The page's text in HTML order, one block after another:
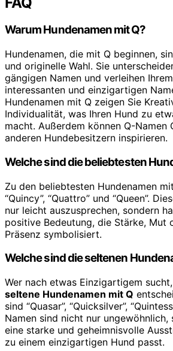
Warum Hundenamen mit Q?
Hundenamen, die mit Q beginnen,
und originelle Wahl. Sie
gängigen Namen und verleihen
interessanten und einzigartigen
Hundenamen mit Q zeigen Sie
Individualität, was Ihren Hund zu
macht. Außerdem können Q-Namen
anderen Hundebesitzern inspirieren.
Welche sind die beliebtesten
Zu den beliebtesten Hundenamen
“Quincy”, “Quattro” und “Queen”.
nur leicht auszusprechen, sondern
positive Bedeutung, die Stärke, Mut
Präsenz symbolisiert.
Welche sind die seltenen
Wer nach etwas Einzigartigem
seltene Hundenamen mit Q
sind “Quasar”, “Quicksilver”,
Namen sind nicht nur ungewöhnlich,
eine starke und geheimnisvolle
zu einem einzigartigen Hund passt.